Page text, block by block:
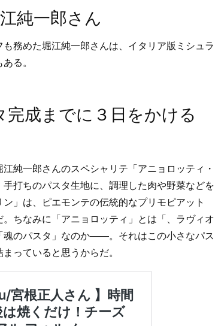
純一郎さん
務めた堀江純一郎さんは、イタリア版ミシュラ
る。
成までに３日をかける
純一郎さんのスペシャリテ「アニョロッティ・
打ちのパスタ生地に、調理した肉や野菜などを
」は、ピエモンテの伝統的なプリモピアット
ちなみに「アニョロッティ」とは「、ラヴィオ
魂のパスタ」なのか――。それはこの小さなパス
っていると思うからだ。